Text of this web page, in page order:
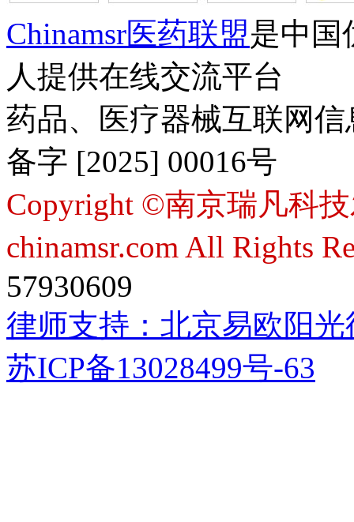
Chinamsr医药联盟是中国
人提供在线交流平台
药品、医疗器械互联网
备字 [2025] 00016号
Copyright ©南京瑞凡科
chinamsr.com All Rights
57930609
律师支持： 北京易欧阳
苏ICP备13028499号-63